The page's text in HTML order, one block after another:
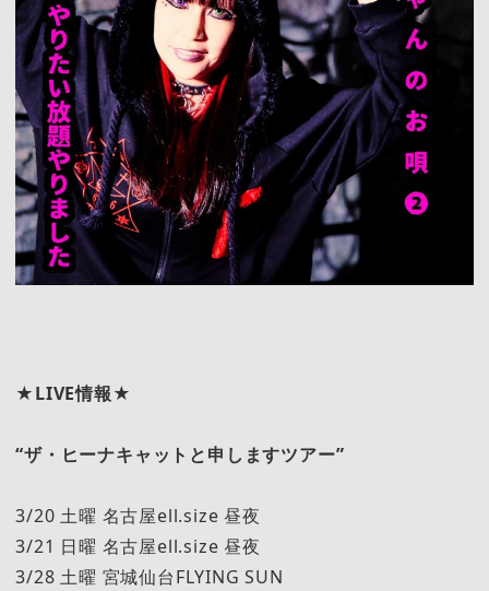
★LIVE情報★
“ザ・ヒーナキャットと申しますツアー”
3/20 土曜 名古屋ell.size 昼夜
3/21 日曜 名古屋ell.size 昼夜
3/28 土曜 宮城仙台FLYING SUN